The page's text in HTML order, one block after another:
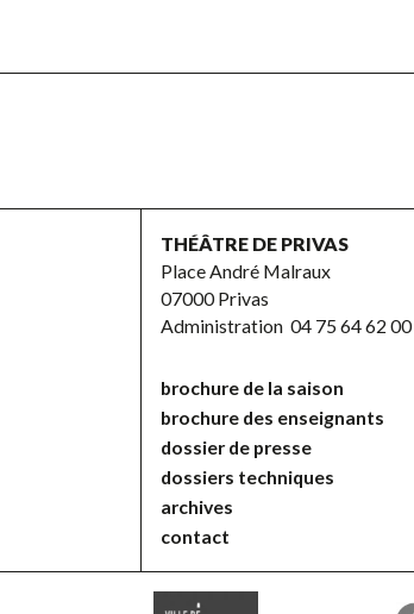
THÉÂTRE DE PRIVAS
Place André Malraux
07000 Privas
Administration04 75 64 62 00
brochure de la saison
brochure des enseignants
dossier de presse
dossiers techniques
archives
contact